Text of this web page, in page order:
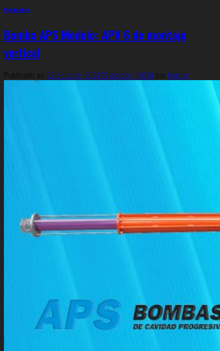
Productos
Bomba APS Modelo: APV 6 de montaje
vertical
Publicado en 29 octubre, 202429 octubre, 2024 por hernan